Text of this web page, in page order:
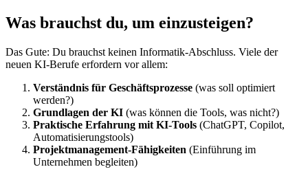
Was brauchst du, um einzusteigen?
Das Gute: Du brauchst keinen Informatik-Abschluss. Viele der
neuen KI-Berufe erfordern vor allem:
Verständnis für Geschäftsprozesse (was soll optimiert
werden?)
Grundlagen der KI (was können die Tools, was nicht?)
Praktische Erfahrung mit KI-Tools (ChatGPT, Copilot,
Automatisierungstools)
Projektmanagement-Fähigkeiten (Einführung im
Unternehmen begleiten)